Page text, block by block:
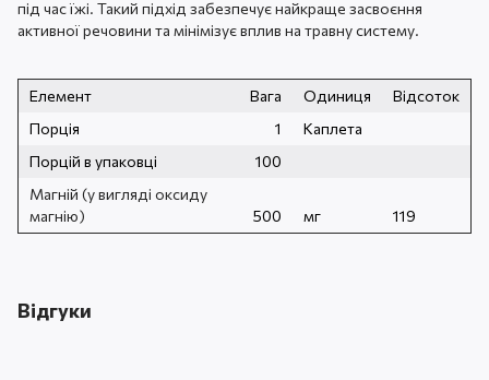
під час їжі. Такий підхід забезпечує найкраще засвоєння
активної речовини та мінімізує вплив на травну систему.
Елемент Вага Одиниця
Відсоток
Порція
1
Каплета
Порцій в упаковці
100
Магній (у вигляді оксиду
магнію)
500 мг 119
Відгуки